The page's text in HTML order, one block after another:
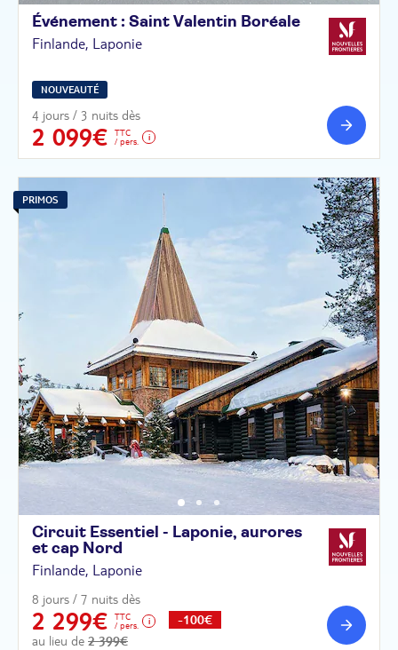
Événement : Saint Valentin Boréale
Finlande, Laponie
NOUVEAUTÉ
4 jours / 3 nuits dès
2 099€
TTC
/ pers.
PRIMOS
Circuit Essentiel - Laponie, aurores
et cap Nord
Finlande, Laponie
8 jours / 7 nuits dès
2 299€
TTC
/ pers.
au lieu de 2 399€
-100€